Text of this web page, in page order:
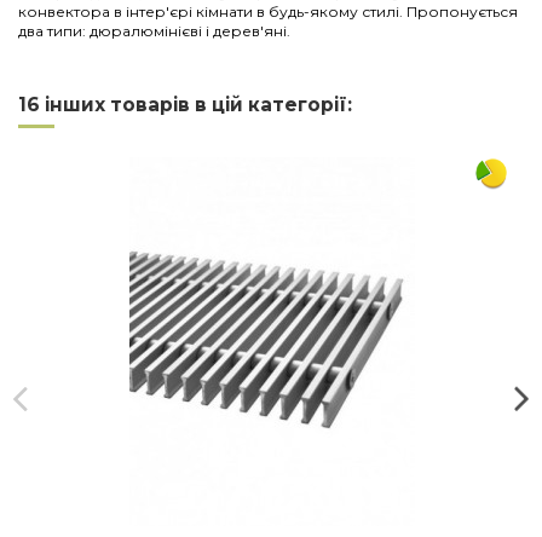
конвектора в інтер'єрі кімнати в будь-якому стилі. Пропонується
два типи: дюралюмінієві і дерев'яні.
Ширина
380
16 інших товарів в цій категорії: